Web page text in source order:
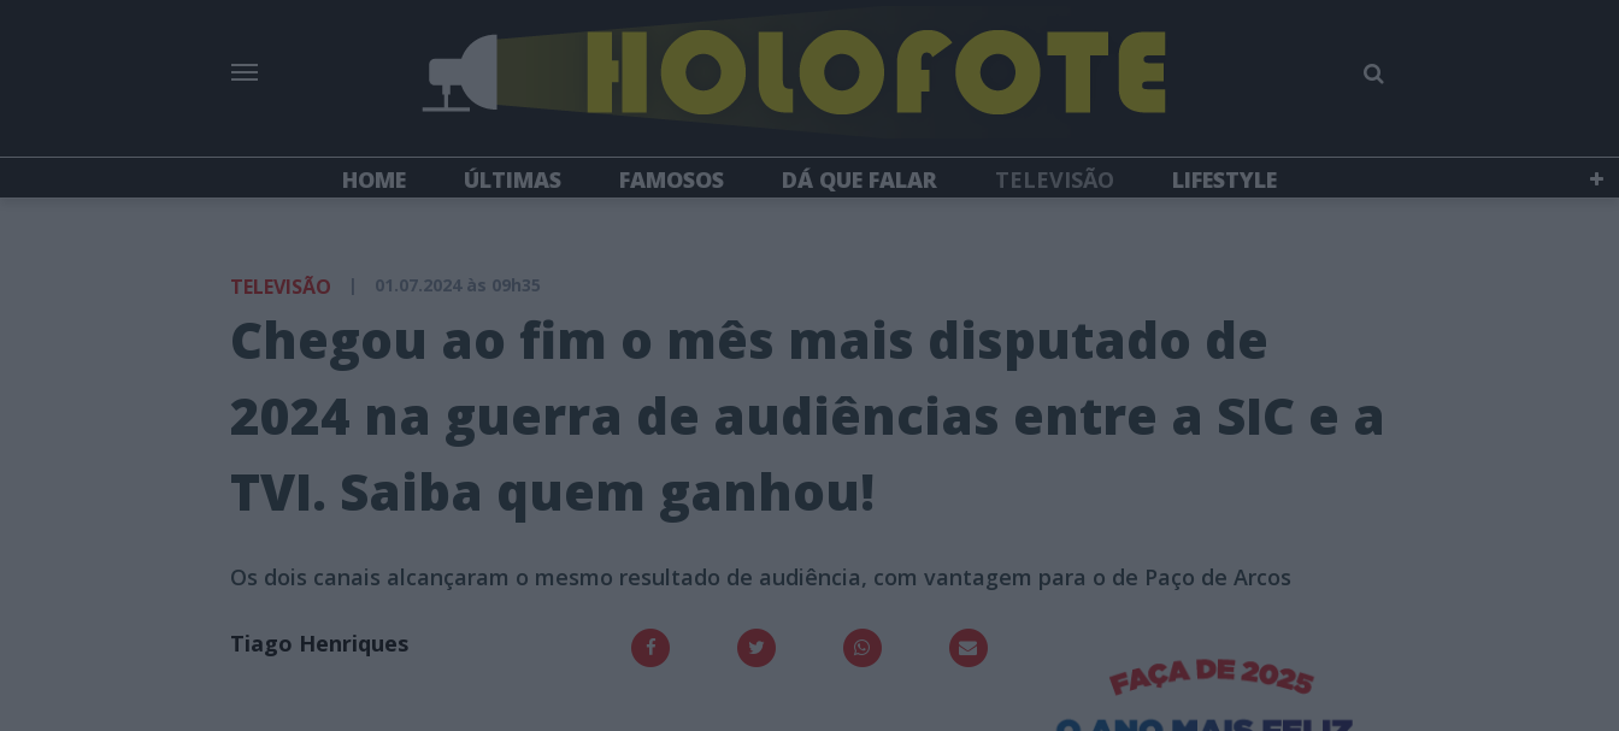
HOME ÚLTIMAS FAMOSOS DÁ QUE FALAR TELEVISÃO
LIFESTYLE
TELEVISÃO | 01.07.2024 às 09h35
Chegou ao fim o mês mais disputado de
2024 na guerra de audiências entre a SIC e a
TVI. Saiba quem ganhou!
Os dois canais alcançaram o mesmo resultado de audiência, com vantagem para o de Paço de Arcos
Tiago Henriques